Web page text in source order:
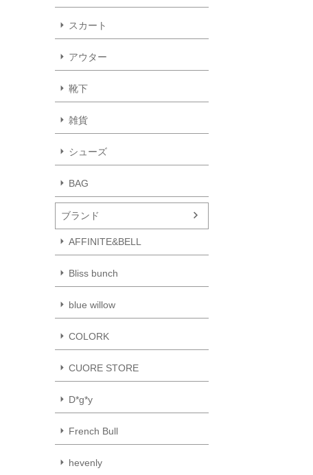
スカート
アウター
靴下
雑貨
シューズ
BAG
ブランド
AFFINITE&BELL
Bliss bunch
blue willow
COLORK
CUORE STORE
D*g*y
French Bull
hevenly